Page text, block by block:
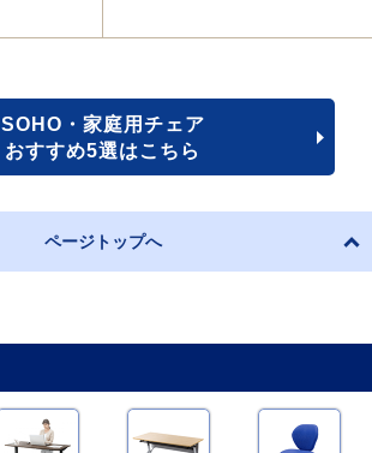
SOHO・家庭用チェア
おすすめ5選はこちら
ページトップへ